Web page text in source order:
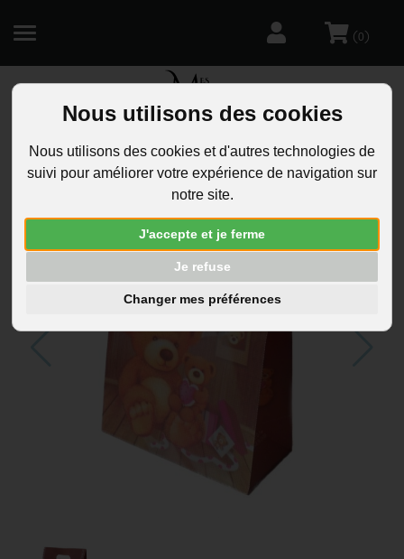
Nous utilisons des cookies
Nous utilisons des cookies et d'autres technologies de
suivi pour améliorer votre expérience de navigation sur
notre site.
J'accepte et je ferme
Je refuse
Changer mes préférences
(0)